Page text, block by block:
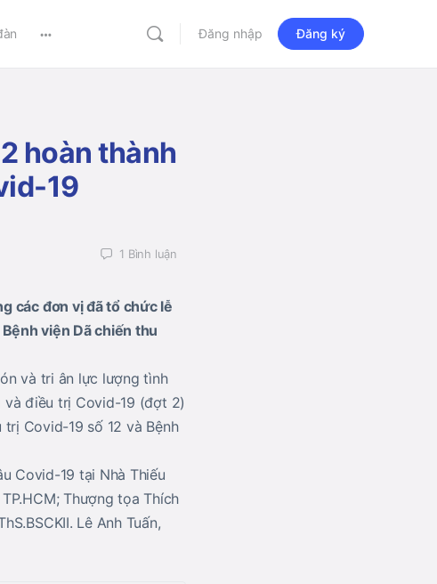
Đăng nhập Đăng ký
hoàn thành
19
1 Bình luận
các đơn vị đã tổ chức lễ
viện Dã chiến thu
và tri ân lực lượng tình
và điều trị Covid-19 (đợt 2)
Covid-19 số 12 và Bệnh
Covid-19 tại Nhà Thiếu
Thượng tọa Thích
Lê Anh Tuấn,